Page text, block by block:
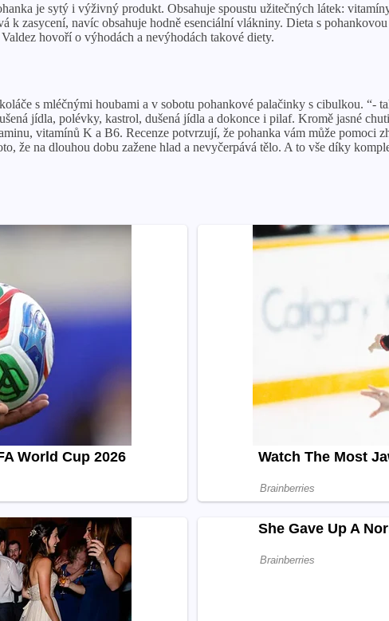
je sytý i výživný produkt. Obsahuje spoustu užitečných látek:
k zasycení, navíc obsahuje hodně esenciální vlákniny. Dieta s
hovoří o výhodách a nevýhodách takové diety.
s mléčnými houbami a v sobotu pohankové palačinky s cibulkou. “-
jídla, polévky, kastrol, dušená jídla a dokonce i pilaf. Kromě jasné
vitamínů K a B6. Recenze potvrzují, že pohanka vám může pomoci
že na dlouhou dobu zažene hlad a nevyčerpává tělo. A to vše díky